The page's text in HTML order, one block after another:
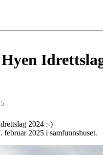
2024 :-)
februar 2025 i samfunnshuset.